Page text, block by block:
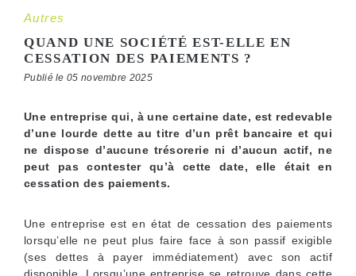
Autres
QUAND UNE SOCIÉTÉ EST-ELLE EN
CESSATION DES PAIEMENTS ?
Publié le 05 novembre 2025
Une entreprise qui, à une certaine date, est redevable
d’une lourde dette au titre d’un prêt bancaire et qui
ne dispose d’aucune trésorerie ni d’aucun actif, ne
peut pas contester qu’à cette date, elle était en
cessation des paiements.
Une entreprise est en état de cessation des paiements
lorsqu’elle ne peut plus faire face à son passif exigible
(ses dettes à payer immédiatement) avec son actif
disponible. Lorsqu’une entreprise se retrouve dans cette